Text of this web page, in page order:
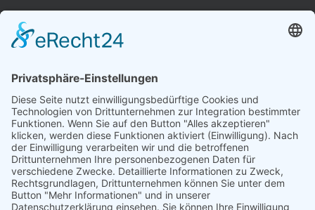
Impressum
AGB
Datenschutzbestimmungen